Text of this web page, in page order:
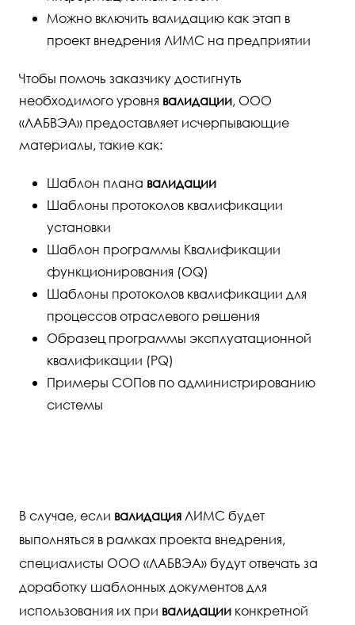
Можно включить валидацию как этап в
проект внедрения ЛИМС на предприятии
Чтобы помочь заказчику достигнуть
необходимого уровня валидации, ООО
«ЛАБВЭА» предоставляет исчерпывающие
материалы, такие как:
Шаблон плана валидации
Шаблоны протоколов квалификации
установки
Шаблон программы Квалификации
функционирования (OQ)
Шаблоны протоколов квалификации для
процессов отраслевого решения
Образец программы эксплуатационной
квалификации (PQ)
Примеры СОПов по администрированию
системы
В случае, если валидация ЛИМС будет
выполняться в рамках проекта внедрения,
специалисты ООО «ЛАБВЭА» будут отвечать за
доработку шаблонных документов для
использования их при валидации конкретной